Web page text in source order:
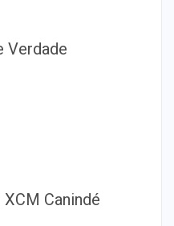
Verdade
Canindé